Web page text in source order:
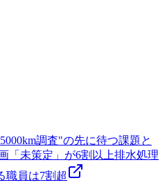
調査"の先に待つ課題と
「未策定」が6割以上排水処理
職員は7割超